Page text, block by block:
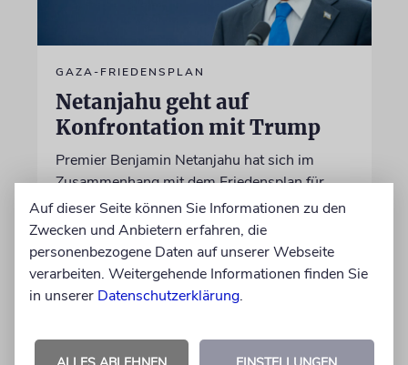
GAZA-FRIEDENSPLAN
Netanjahu geht auf
Konfrontation mit Trump
Premier Benjamin Netanjahu hat sich im
Zusammenhang mit dem Friedensplan für
Gaza offen gegen US-Präsident Trump und
dessen »Board of Peace« gestellt. Das könnte
auch am Wahlkampf liegen
09.08.2026
Auf dieser Seite können Sie Informationen zu den
Zwecken und Anbietern erfahren, die
personenbezogene Daten auf unserer Webseite
verarbeiten. Weitergehende Informationen finden Sie
in unserer Datenschutzerklärung.